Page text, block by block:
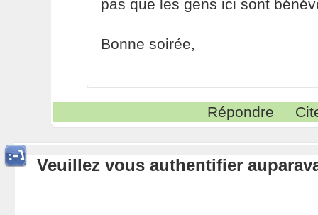
pas que les gens ici sont
Bonne soirée,
Répondre
Veuillez vous authentifier